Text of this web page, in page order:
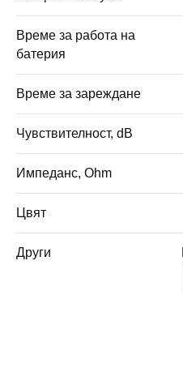
Време за работа на
батерия
Време за зареждане
Чувствителност, dB
Импеданс, Ohm
Цвят
Други